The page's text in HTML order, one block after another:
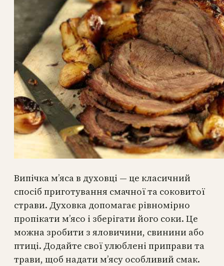
Випічка м’яса в духовці — це класичний
спосіб приготування смачної та соковитої
страви. Духовка допомагає рівномірно
пропікати м’ясо і зберігати його соки. Це
можна зробити з яловичини, свинини або
птиці. Додайте свої улюблені приправи та
трави, щоб надати м’ясу особливий смак.